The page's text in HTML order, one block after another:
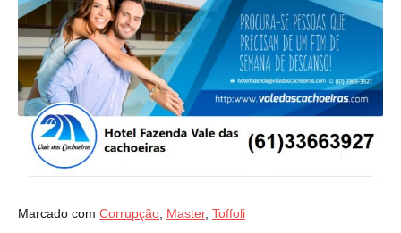
Marcado com Corrupção, Master, Toffoli